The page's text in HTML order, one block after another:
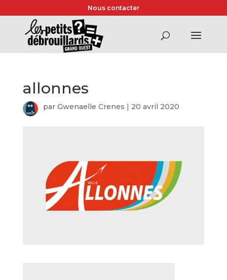
Nous contacter
allonnes
par Gwenaelle Crenes | 20 avril 2020